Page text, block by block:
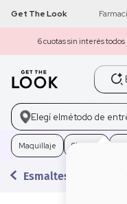
Get The Look
6 cuotas sin interés todos
Buscar
Elegí elmétodo de
Maquillaje Skincare
Esmaltes
1 get the look
2 máscara pestañas
loreal
4. brochas